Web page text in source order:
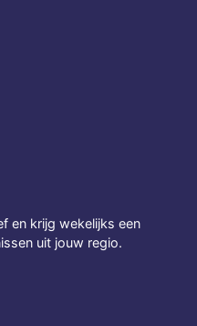
en krijg wekelijks een
uit jouw regio.